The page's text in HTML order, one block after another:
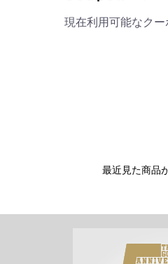
現在利用可能なク
最近見た商品